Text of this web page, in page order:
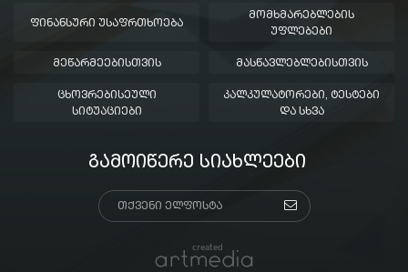
ᲤᲘᲜᲐᲜᲡᲣᲠᲘ ᲣᲡᲐᲤᲠᲗᲮᲝᲔᲑᲐ
ᲛᲝᲛᲮᲛᲐᲠᲔᲑᲚᲔᲑᲘᲡ
ᲣᲤᲚᲔᲑᲔᲑᲘ
ᲛᲔᲬᲐᲠᲛᲔᲔᲑᲘᲡᲗᲕᲘᲡ ᲛᲐᲡᲬᲐᲕᲚᲔᲑᲚᲔᲑᲘᲡᲗᲕᲘᲡ
ᲪᲮᲝᲕᲠᲔᲑᲘᲡᲔᲣᲚᲘ
ᲡᲘᲢᲣᲐᲪᲘᲔᲑᲘ
ᲙᲐᲚᲙᲣᲚᲐᲢᲝᲠᲔᲑᲘ, ᲢᲔᲡᲢᲔᲑᲘ
ᲓᲐ ᲡᲮᲕᲐ
ᲒᲐᲛᲝᲘᲬᲔᲠᲔ ᲡᲘᲐᲮᲚᲔᲔᲑᲘ
created